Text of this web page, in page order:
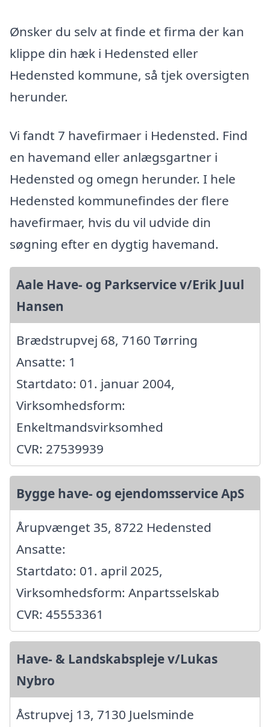
Ønsker du selv at finde et firma der kan
klippe din hæk i Hedensted eller
Hedensted kommune, så tjek oversigten
herunder.
Vi fandt 7 havefirmaer i Hedensted. Find
en havemand eller anlægsgartner i
Hedensted og omegn herunder. I hele
Hedensted kommunefindes der flere
havefirmaer, hvis du vil udvide din
søgning efter en dygtig havemand.
Aale Have- og Parkservice v/Erik Juul
Hansen
Brædstrupvej 68, 7160 Tørring
Ansatte: 1
Startdato: 01. januar 2004,
Virksomhedsform:
Enkeltmandsvirksomhed
CVR: 27539939
Bygge have- og ejendomsservice ApS
Årupvænget 35, 8722 Hedensted
Ansatte:
Startdato: 01. april 2025,
Virksomhedsform: Anpartsselskab
CVR: 45553361
Have- & Landskabspleje v/Lukas
Nybro
Åstrupvej 13, 7130 Juelsminde